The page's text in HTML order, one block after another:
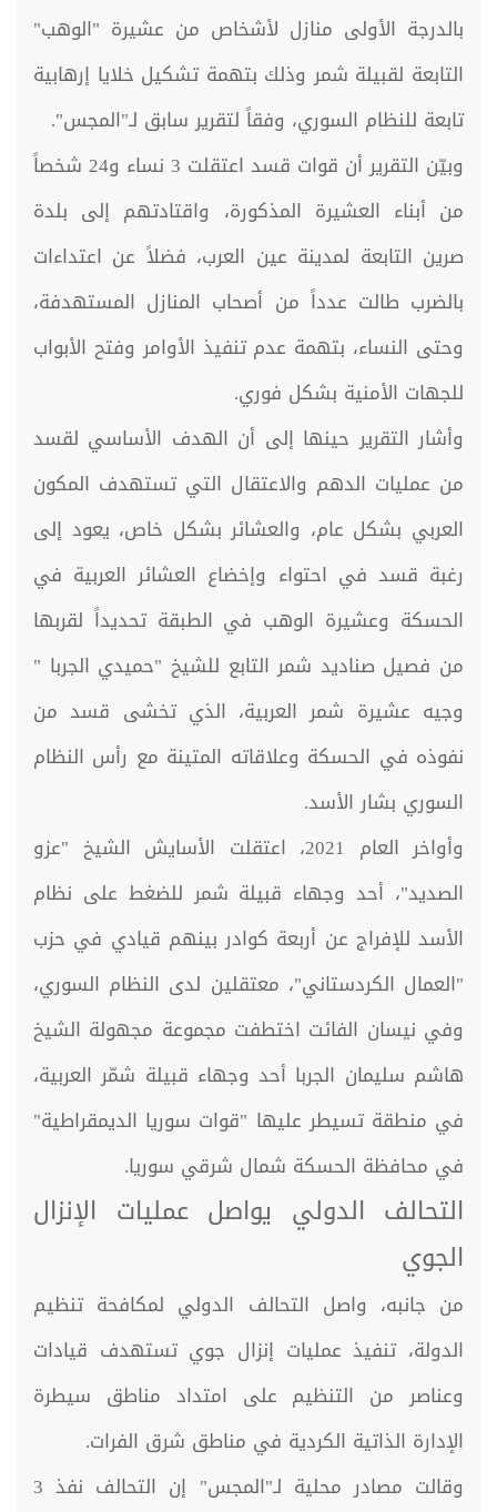
بالدرجة الأولى منازل لأشخاص من عشيرة "الوهب"
التابعة لقبيلة شمر وذلك بتهمة تشكيل خلايا إرهابية
تابعة للنظام السوري، وفقاً لتقرير سابق لـ"المجس".
وبيّن التقرير أن قوات قسد اعتقلت 3 نساء و24 شخصاً
من أبناء العشيرة المذكورة، واقتادتهم إلى بلدة
صرين التابعة لمدينة عين العرب، فضلاً عن اعتداءات
بالضرب طالت عدداً من أصحاب المنازل المستهدفة،
وحتى النساء، بتهمة عدم تنفيذ الأوامر وفتح الأبواب
للجهات الأمنية بشكل فوري.
وأشار التقرير حينها إلى أن الهدف الأساسي لقسد
من عمليات الدهم والاعتقال التي تستهدف المكون
العربي بشكل عام، والعشائر بشكل خاص، يعود إلى
رغبة قسد في احتواء وإخضاع العشائر العربية في
الحسكة وعشيرة الوهب في الطبقة تحديداً لقربها
من فصيل صناديد شمر التابع للشيخ "حميدي الجربا "
وجيه عشيرة شمر العربية، الذي تخشى قسد من
نفوذه في الحسكة وعلاقاته المتينة مع رأس النظام
السوري بشار الأسد.
وأواخر العام 2021، اعتقلت الأسايش الشيخ "عزو
الصديد"، أحد وجهاء قبيلة شمر للضغط على نظام
الأسد للإفراج عن أربعة كوادر بينهم قيادي في حزب
"العمال الكردستاني"، معتقلين لدى النظام السوري،
وفي نيسان الفائت اختطفت مجموعة مجهولة الشيخ
هاشم سليمان الجربا أحد وجهاء قبيلة شمّر العربية،
في منطقة تسيطر عليها "قوات سوريا الديمقراطية"
في محافظة الحسكة شمال شرقي سوريا.
التحالف الدولي يواصل عمليات الإنزال
الجوي
من جانبه، واصل التحالف الدولي لمكافحة تنظيم
الدولة، تنفيذ عمليات إنزال جوي تستهدف قيادات
وعناصر من التنظيم على امتداد مناطق سيطرة
الإدارة الذاتية الكردية في مناطق شرق الفرات.
وقالت مصادر محلية لـ"المجس" إن التحالف نفذ 3